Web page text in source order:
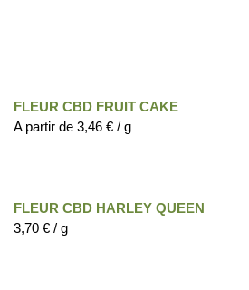
FLEUR CBD FRUIT CAKE
A partir de 3,46 € / g
FLEUR CBD HARLEY QUEEN
3,70 € / g